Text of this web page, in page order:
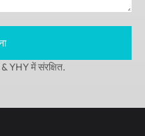
YHY में संरक्षित.